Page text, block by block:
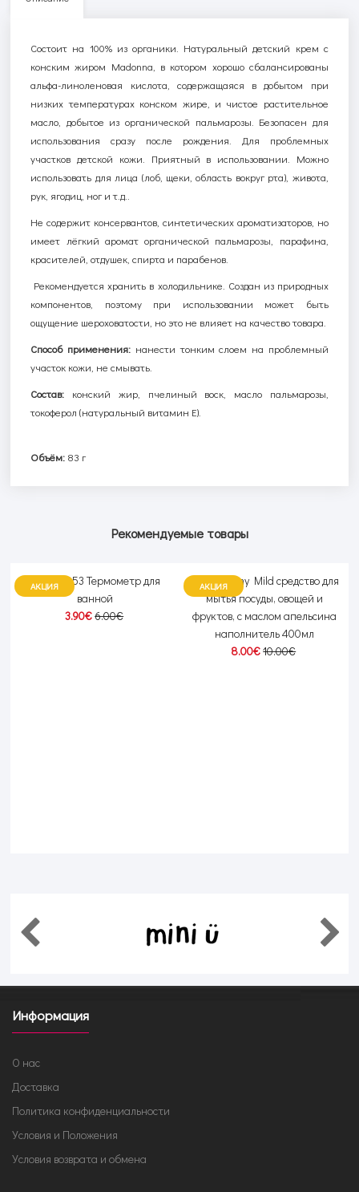
Состоит на 100% из органики. Натуральный детский крем с
конским жиром Madonna, в котором хорошо сбалансированы
альфа-линоленовая кислота, содержащаяся в добытом при
низких температурах конском жире, и чистое растительное
масло, добытое из органической пальмарозы. Безопасен для
использования сразу после рождения. Для проблемных
участков детской кожи. Приятный в использовании. Можно
использовать для лица (лоб, щеки, область вокруг рта), живота,
рук, ягодиц, ног и т.д..
Не содержит консервантов, синтетических ароматизаторов, но
имеет лёгкий аромат органической пальмарозы, парафина,
красителей, отдушек, спирта и парабенов.
Рекомендуется хранить в холодильнике. Создан из природных
компонентов, поэтому при использовании может быть
ощущение шероховатости, но это не влияет на качество товара.
Способ применения: нанести тонким слоем на проблемный
участок кожи, не смывать.
Состав: конский жир, пчелиный воск, масло пальмарозы,
токоферол (натуральный витамин Е).
Объём: 83 г
Рекомендуемые товары
АКЦИЯ
Reer 24053 Термометр для
ванной
3.90€6.00€
АКЦИЯ
Lion Charmy Mild средство для
мытья посуды, овощей и
фруктов, с маслом апельсина
наполнитель 400мл
8.00€10.00€
Информация
О нас
Доставка
Политика конфиденциальности
Условия и Положения
Условия возврата и обмена